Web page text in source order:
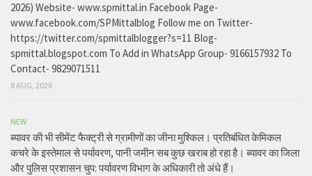
2026) Website- www.spmittal.in Facebook Page-
www.facebook.com/SPMittalblog Follow me on Twitter-
https://twitter.com/spmittalblogger?s=11 Blog-
spmittal.blogspot.com To Add in WhatsApp Group- 9166157932 To
Contact- 9829071511
8 AUG, 2026
NEW
ब्यावर की भी सीमेंट फैक्ट्री से ग्रामीणों का जीना मुश्किल। प्रतिबंधित केमिकल
कचरे के इस्तेमाल से पर्यावरण, पानी जमीन सब कुछ खराब हो रहा है। ब्यावर का जिला
और पुलिस प्रशासन चुप: पर्यावरण विभाग के अधिकारी तो अंधे हैं।